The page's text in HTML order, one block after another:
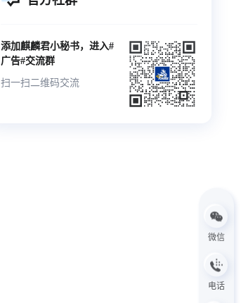
添加麒麟君小秘书，进入#
广告#交流群
扫一扫二维码交流
微信
电话